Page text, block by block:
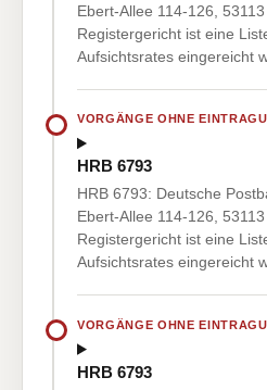
Ebert-Allee 114-126,
Registergericht ist eine
Aufsichtsrates eingereicht
VORGÄNGE OHNE
HRB 6793
HRB 6793: Deutsche
Ebert-Allee 114-126,
Registergericht ist eine
Aufsichtsrates eingereicht
VORGÄNGE OHNE
HRB 6793